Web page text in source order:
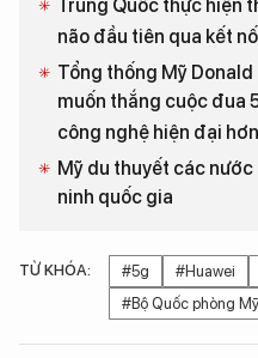
Trung Quốc thực hiện
não đầu tiên qua kết
Tổng thống Mỹ
muốn thắng cuộc đua
công nghệ hiện đại
Mỹ du thuyết các nước
ninh quốc gia
TỪ KHÓA: #5g #Huawei
#Bộ Quốc phòng Mỹ